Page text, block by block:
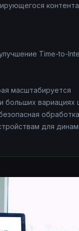
Time-to-
масштабируется
больших вариациях
для